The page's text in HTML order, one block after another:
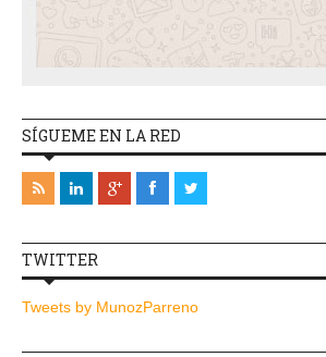
SÍGUEME EN LA RED
TWITTER
Tweets by MunozParreno